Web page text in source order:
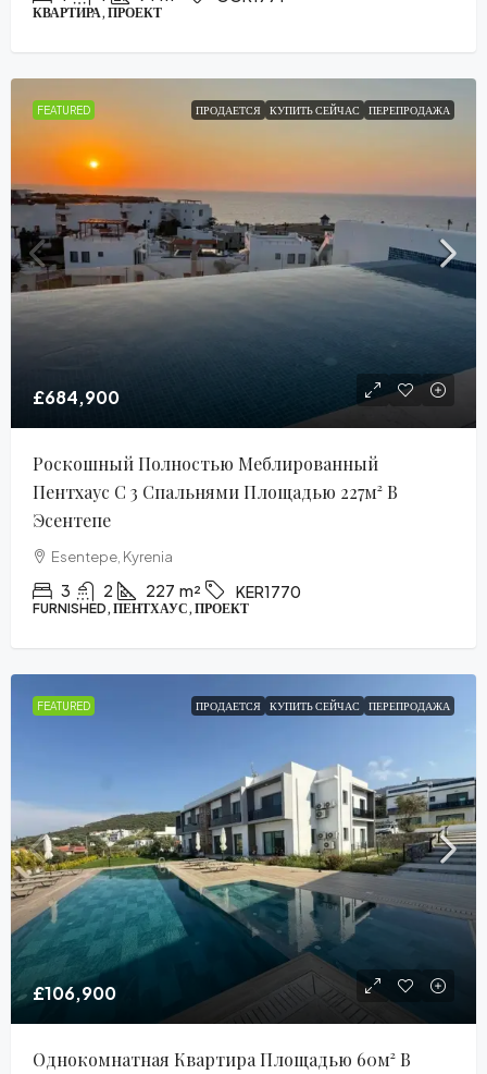
КВАРТИРА, ПРОЕКТ
FEATURED ПРОДАЕТСЯ КУПИТЬ СЕЙЧАС ПЕРЕПРОДАЖА
£684,900
Роскошный Полностью Меблированный
Пентхаус С 3 Спальнями Площадью 227м² В
Эсентепе
Esentepe, Kyrenia
3 2 227 m² KER1770
FURNISHED, ПЕНТХАУС, ПРОЕКТ
FEATURED ПРОДАЕТСЯ КУПИТЬ СЕЙЧАС ПЕРЕПРОДАЖА
£106,900
Однокомнатная Квартира Площадью 60м² В